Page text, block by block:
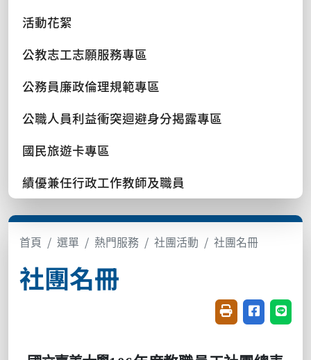
活動花絮
公教志工志願服務專區
公務員廉政倫理規範專區
公職人員利益衝突迴避身分揭露專區
國民旅遊卡專區
績優兼任行政工作教師及職員
首頁 選單 熱門服務 社團活動 社團名冊
社團名冊
友善列印(開新視
分享至臉書
分享